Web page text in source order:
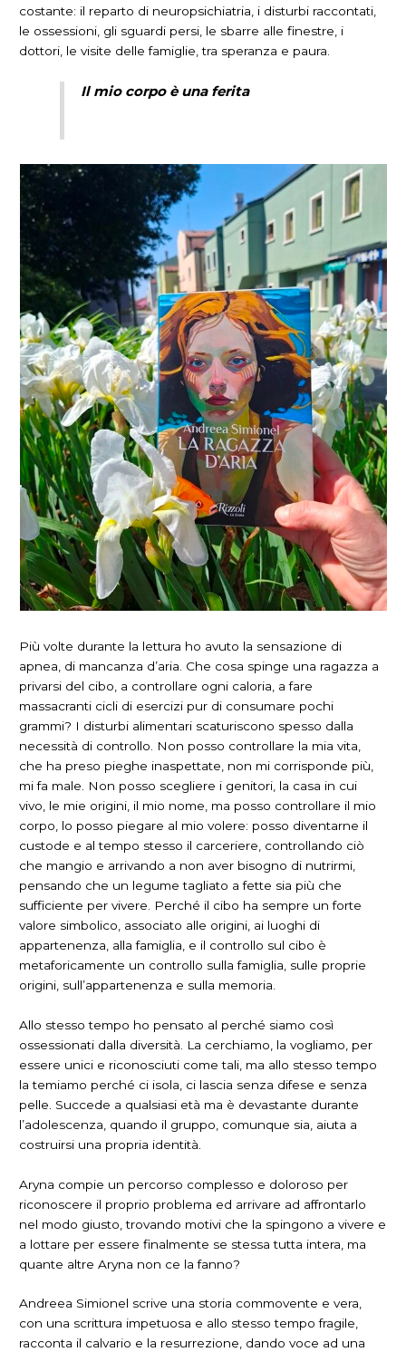
costante: il reparto di neuropsichiatria, i disturbi raccontati,
le ossessioni, gli sguardi persi, le sbarre alle finestre, i
dottori, le visite delle famiglie, tra speranza e paura.
Il mio corpo è una ferita
Più volte durante la lettura ho avuto la sensazione di
apnea, di mancanza d’aria. Che cosa spinge una ragazza a
privarsi del cibo, a controllare ogni caloria, a fare
massacranti cicli di esercizi pur di consumare pochi
grammi? I disturbi alimentari scaturiscono spesso dalla
necessità di controllo. Non posso controllare la mia vita,
che ha preso pieghe inaspettate, non mi corrisponde più,
mi fa male. Non posso scegliere i genitori, la casa in cui
vivo, le mie origini, il mio nome, ma posso controllare il mio
corpo, lo posso piegare al mio volere: posso diventarne il
custode e al tempo stesso il carceriere, controllando ciò
che mangio e arrivando a non aver bisogno di nutrirmi,
pensando che un legume tagliato a fette sia più che
sufficiente per vivere. Perché il cibo ha sempre un forte
valore simbolico, associato alle origini, ai luoghi di
appartenenza, alla famiglia, e il controllo sul cibo è
metaforicamente un controllo sulla famiglia, sulle proprie
origini, sull’appartenenza e sulla memoria.
Allo stesso tempo ho pensato al perché siamo così
ossessionati dalla diversità. La cerchiamo, la vogliamo, per
essere unici e riconosciuti come tali, ma allo stesso tempo
la temiamo perché ci isola, ci lascia senza difese e senza
pelle. Succede a qualsiasi età ma è devastante durante
l’adolescenza, quando il gruppo, comunque sia, aiuta a
costruirsi una propria identità.
Aryna compie un percorso complesso e doloroso per
riconoscere il proprio problema ed arrivare ad affrontarlo
nel modo giusto, trovando motivi che la spingono a vivere e
a lottare per essere finalmente se stessa tutta intera, ma
quante altre Aryna non ce la fanno?
Andreea Simionel scrive una storia commovente e vera,
con una scrittura impetuosa e allo stesso tempo fragile,
racconta il calvario e la resurrezione, dando voce ad una